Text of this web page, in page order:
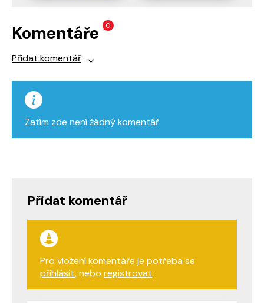
Komentáře 0
Přidat komentář
Zatím zde není žádný komentář.
Přidat komentář
Pro vložení komentáře je potřeba se
přihlásit, nebo registrovat.